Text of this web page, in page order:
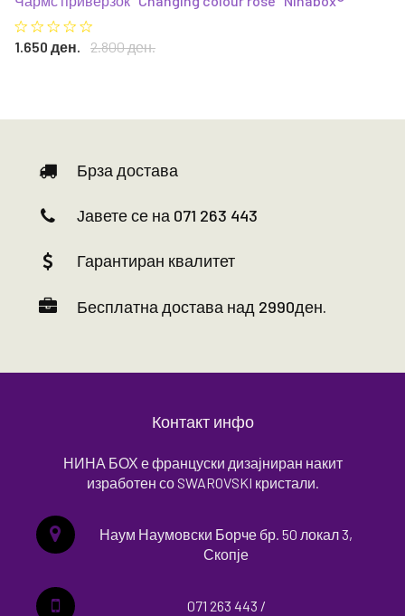
1.650 ден. 2.800 ден.
Брза достава
Јавете се на 071 263 443
Гарантиран квалитет
Бесплатна достава над 2990ден.
Контакт инфо
НИНА БОХ е француски дизајниран накит
изработен со SWAROVSKI кристали.
Наум Наумовски Борче бр. 50 локал 3,
Скопје
071 263 443 /